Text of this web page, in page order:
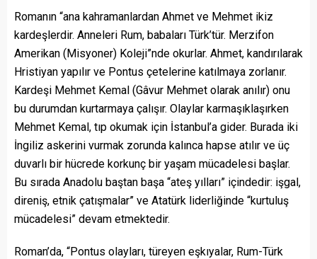
Romanın “ana kahramanlardan Ahmet ve Mehmet ikiz
kardeşlerdir. Anneleri Rum, babaları Türk’tür. Merzifon
Amerikan (Misyoner) Koleji”nde okurlar. Ahmet, kandırılarak
Hristiyan yapılır ve Pontus çetelerine katılmaya zorlanır.
Kardeşi Mehmet Kemal (Gâvur Mehmet olarak anılır) onu
bu durumdan kurtarmaya çalışır. Olaylar karmaşıklaşırken
Mehmet Kemal, tıp okumak için İstanbul’a gider. Burada iki
İngiliz askerini vurmak zorunda kalınca hapse atılır ve üç
duvarlı bir hücrede korkunç bir yaşam mücadelesi başlar.
Bu sırada Anadolu baştan başa “ateş yılları” içindedir: işgal,
direniş, etnik çatışmalar” ve Atatürk liderliğinde “kurtuluş
mücadelesi” devam etmektedir.
Roman’da, “Pontus olayları, türeyen eşkıyalar, Rum-Türk